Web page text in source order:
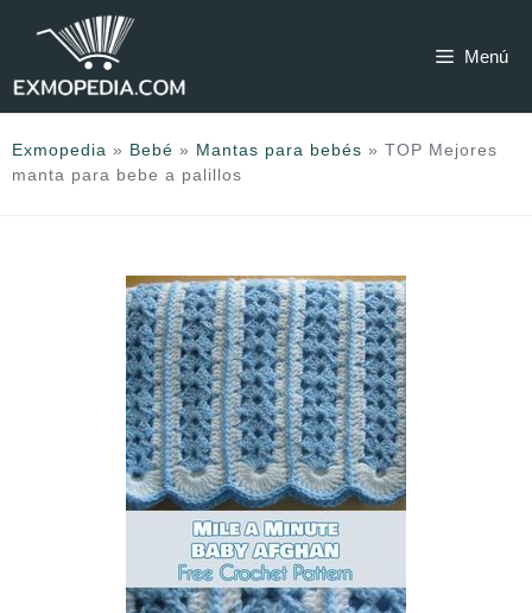
Menú
Exmopedia » Bebé » Mantas para bebés » TOP Mejores
manta para bebe a palillos